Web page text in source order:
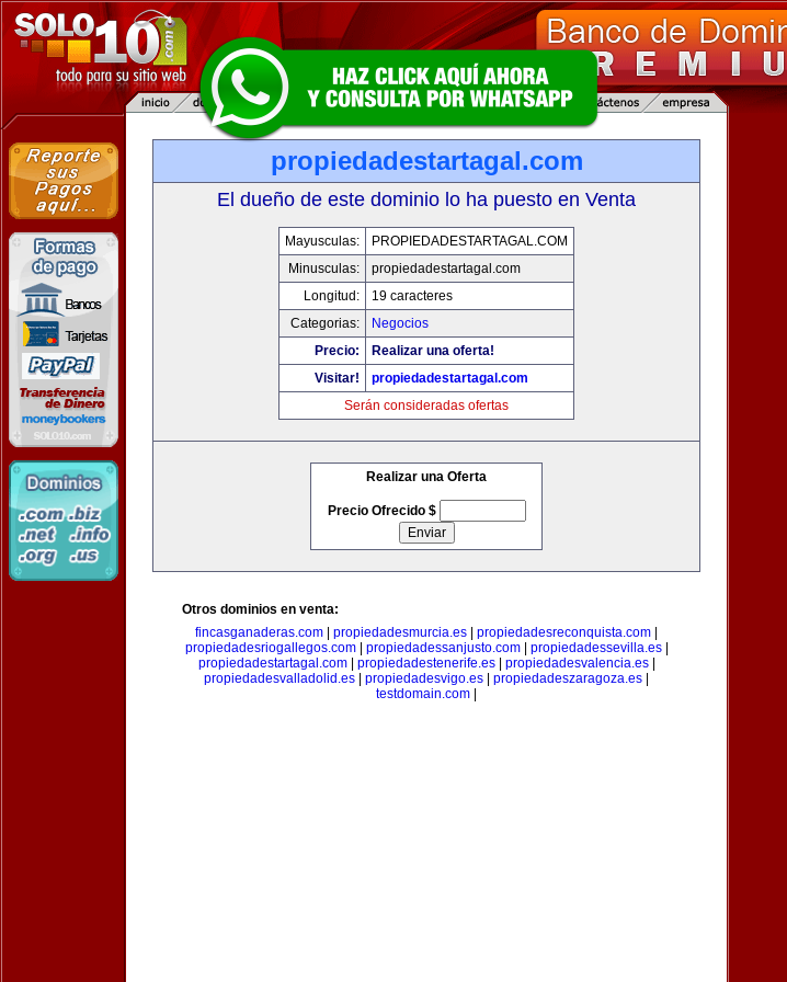
propiedadestartagal.com
El dueño de este dominio lo ha puesto en Venta
Mayusculas:
PROPIEDADESTARTAGAL.COM
Minusculas:
propiedadestartagal.com
Longitud:
19 caracteres
Categorias:
Negocios
Precio:
Realizar una oferta!
Visitar!
propiedadestartagal.com
Serán consideradas ofertas
Realizar una Oferta
Precio Ofrecido $
Otros dominios en venta:
fincasganaderas.com
propiedadesmurcia.es propiedadesreconquista.com
propiedadesriogallegos.com| propiedadessanjusto.com| propiedadessevilla.es|
propiedadestartagal.com| propiedadestenerife.es| propiedadesvalencia.es|
propiedadesvalladolid.es
propiedadesvigo.es propiedadeszaragoza.es
testdomain.com